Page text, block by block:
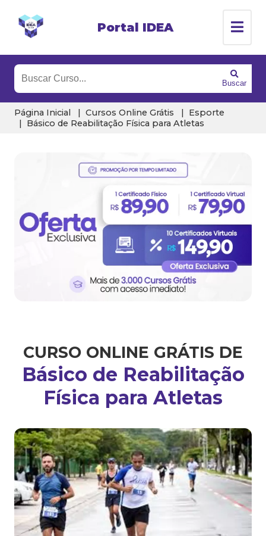
Portal IDEA
Buscar
Página Inicial Cursos Online Grátis
Esporte
Básico de Reabilitação Física para Atletas
CURSO ONLINE GRÁTIS DE
Básico de Reabilitação
Física para Atletas